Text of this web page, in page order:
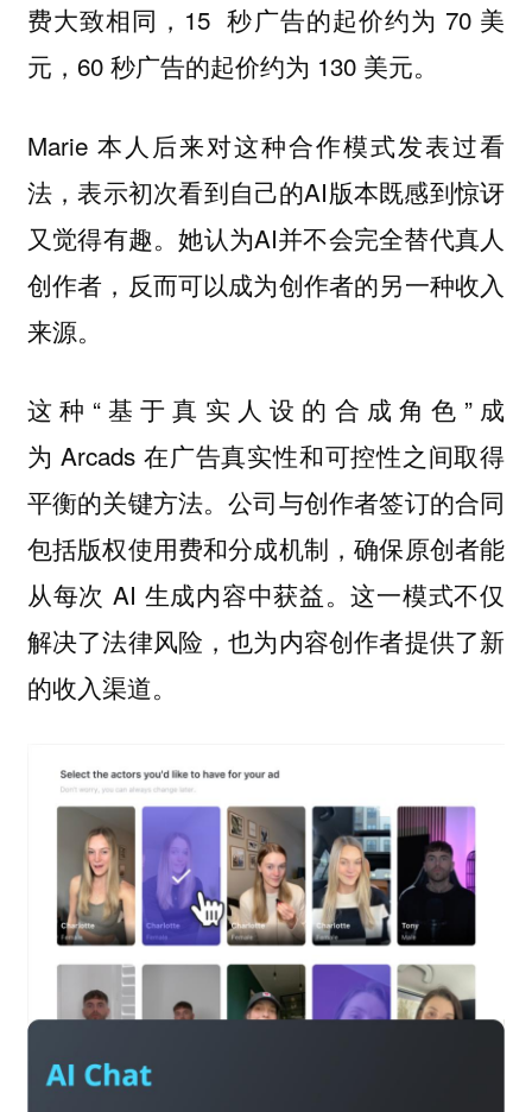
费大致相同，15 秒广告的起价约为 70 美
元，60 秒广告的起价约为 130 美元。
Marie 本人后来对这种合作模式发表过看
法，表示初次看到自己的AI版本既感到惊讶
又觉得有趣。她认为AI并不会完全替代真人
创作者，反而可以成为创作者的另一种收入
来源。
这种“基于真实人设的合成角色”成
为 Arcads 在广告真实性和可控性之间取得
平衡的关键方法。公司与创作者签订的合同
包括版权使用费和分成机制，确保原创者能
从每次 AI 生成内容中获益。这一模式不仅
解决了法律风险，也为内容创作者提供了新
的收入渠道。